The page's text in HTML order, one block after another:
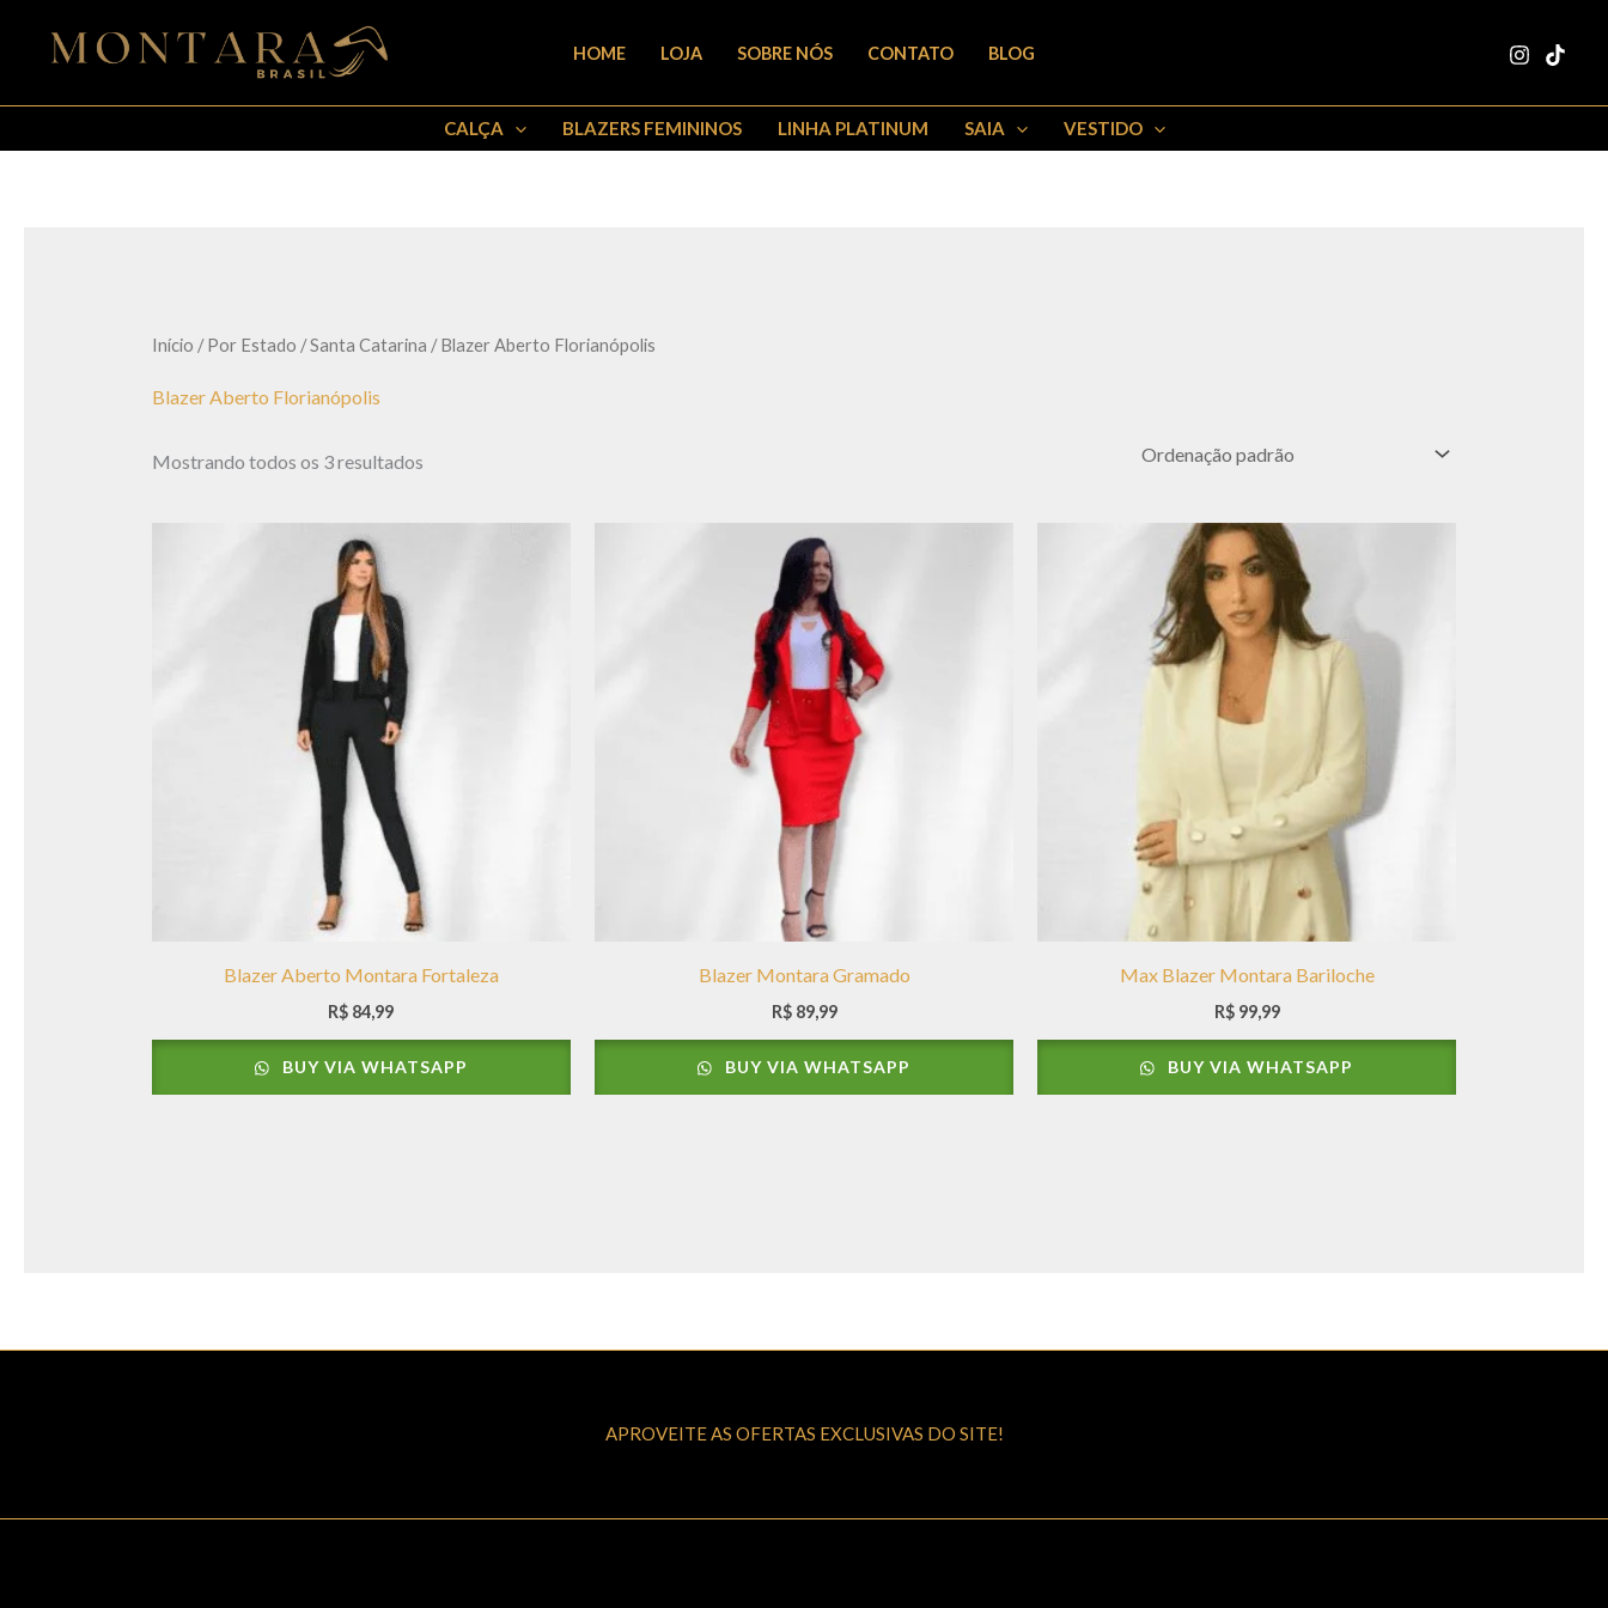
HOME LOJA SOBRE NÓS CONTATO BLOG
CALÇA BLAZERS FEMININOS LINHA PLATINUM SAIA VESTIDO
Início /Por Estado /Santa Catarina / Blazer Aberto Florianópolis
Blazer Aberto Florianópolis
Mostrando todos os 3 resultados
Blazer Aberto Montara Fortaleza
R$ 84,99
BUY VIA WHATSAPP
Blazer Montara Gramado
R$89,99
BUY VIA WHATSAPP
Max Blazer Montara Bariloche
R$99,99
BUY VIA WHATSAPP
APROVEITE AS OFERTAS EXCLUSIVAS DO SITE!